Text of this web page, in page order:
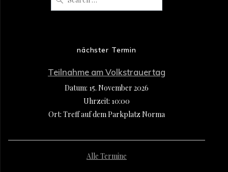
for:
nächster Termin
Teilnahme am Volkstrauertag
Datum: 15. November 2026
Uhrzeit: 10:00
Ort: Treff auf dem Parkplatz Norma
Alle Termine